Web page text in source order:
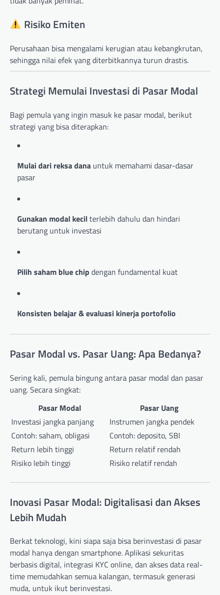
Risiko Emiten
Perusahaan bisa mengalami kerugian atau kebangkrutan,
sehingga nilai efek yang diterbitkannya turun drastis.
Strategi Memulai Investasi di Pasar Modal
Bagi pemula yang ingin masuk ke pasar modal, berikut
strategi yang bisa diterapkan:
Mulai dari reksa dana untuk memahami dasar-dasar
pasar
Gunakan modal kecilterlebih dahulu dan hindari
berutang untuk investasi
Pilih saham blue chip dengan fundamental kuat
Konsisten belajar & evaluasi kinerja portofolio
Pasar Modal vs. Pasar Uang: Apa Bedanya?
Sering kali, pemula bingung antara pasar modal dan pasar
uang. Secara singkat:
Pasar Modal
Pasar Uang
Investasi jangka panjang
Instrumen jangka pendek
Contoh: saham, obligasi
Contoh: deposito, SBI
Return lebih tinggi
Return relatif rendah
Risiko lebih tinggi
Risiko relatif rendah
Inovasi Pasar Modal: Digitalisasi dan Akses
Lebih Mudah
Berkat teknologi, kini siapa saja bisa berinvestasi di pasar
modal hanya dengan smartphone. Aplikasi sekuritas
berbasis digital, integrasi KYC online, dan akses data real-
time memudahkan semua kalangan, termasuk generasi
muda, untuk ikut berinvestasi.